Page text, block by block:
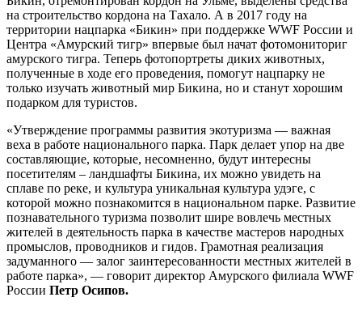
на строительство кордона на Тахало. А в 2017 году на
территории нацпарка «Бикин» при поддержке WWF России и
Центра «Амурский тигр» впервые был начат фотомониториг
амурского тигра. Теперь фотопортреты диких животных,
полученные в ходе его проведения, помогут нацпарку не
только изучать животный мир Бикина, но и станут хорошим
подарком для туристов.
«Утверждение программы развития экотуризма — важная
веха в работе национального парка. Парк делает упор на две
составляющие, которые, несомненно, будут интересны
посетителям – ландшафты Бикина, их можно увидеть на
сплаве по реке, и культура уникальная культура удэге, с
которой можно познакомится в национальном парке. Развитие
познавательного туризма позволит шире вовлечь местных
жителей в деятельность парка в качестве мастеров народных
промыслов, проводников и гидов. Грамотная реализация
задуманного — залог заинтересованности местных жителей в
работе парка», — говорит директор Амурского филиала WWF
России Петр Осипов.